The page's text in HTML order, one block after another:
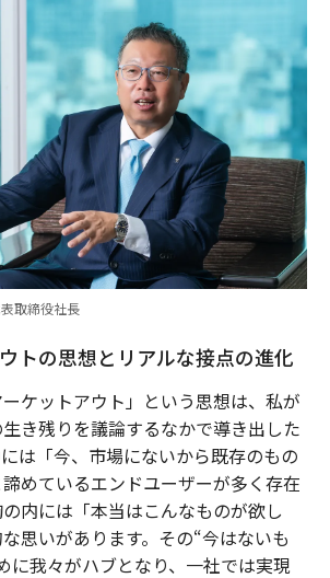
取締役社長
トの思想とリアルな接点の進化
ケットアウト」という思想は、私が
き残りを議論するなかで導き出した
は「今、市場にないから既存のもの
めているエンドユーザーが多く存在
内には「本当はこんなものが欲し
思いがあります。その“今はないも
に我々がハブとなり、一社では実現